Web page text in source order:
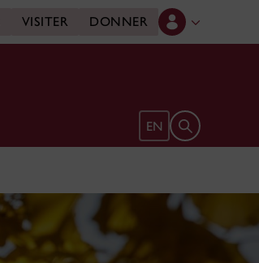
VISITER DONNER
EN Ouvrir le